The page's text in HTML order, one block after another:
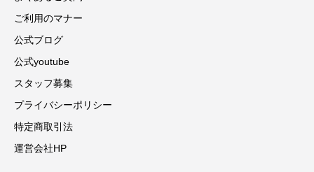
ご利用のマナー
公式ブログ
公式youtube
スタッフ募集
プライバシーポリシー
特定商取引法
運営会社HP